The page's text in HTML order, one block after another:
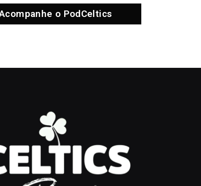
o PodCeltics